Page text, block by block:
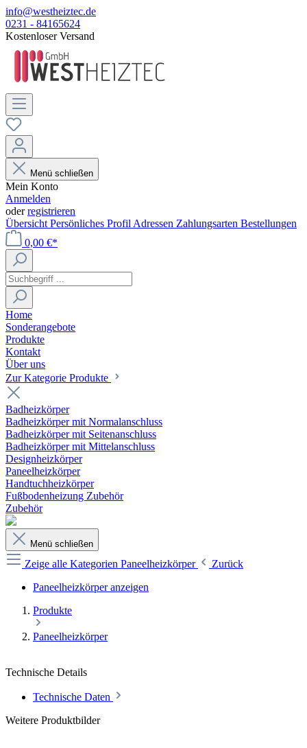
info@westheiztec.de
0231 - 84165624
Kostenloser Versand
Menü schließen
Mein Konto
Anmelden
oderregistrieren
Übersicht Persönliches Profil Adressen Zahlungsarten Bestellungen
0,00 €*
Home
Sonderangebote
Produkte
Kontakt
Über uns
Zur Kategorie Produkte
Badheizkörper
Badheizkörper mit Normalanschluss
Badheizkörper mit Seitenanschluss
Badheizkörper mit Mittelanschluss
Designheizkörper
Paneelheizkörper
Handtuchheizkörper
Fußbodenheizung Zubehör
Zubehör
Menü schließen
Zeige alle Kategorien Paneelheizkörper
Zurück
Paneelheizkörper anzeigen
Produkte
Paneelheizkörper
Technische Details
Technische Daten
Weitere Produktbilder